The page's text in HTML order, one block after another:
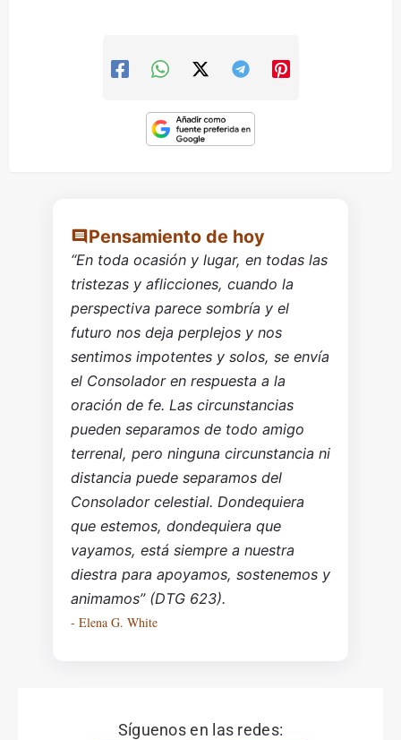
Pensamiento de hoy
“En toda ocasión y lugar, en todas las
tristezas y aflicciones, cuando la
perspectiva parece sombría y el
futuro nos deja perplejos y nos
sentimos impotentes y solos, se envía
el Consolador en respuesta a la
oración de fe. Las circunstancias
pueden separamos de todo amigo
terrenal, pero ninguna circunstancia ni
distancia puede separamos del
Consolador celestial. Dondequiera
que estemos, dondequiera que
vayamos, está siempre a nuestra
diestra para apoyamos, sostenemos y
animamos” (DTG 623).
- Elena G. White
Síguenos en las redes: